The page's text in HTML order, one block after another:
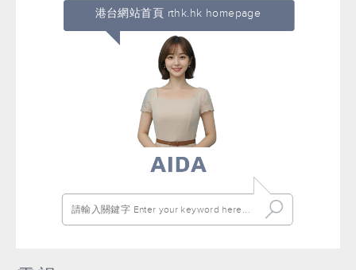
港台網站首頁 rthk.hk homepage